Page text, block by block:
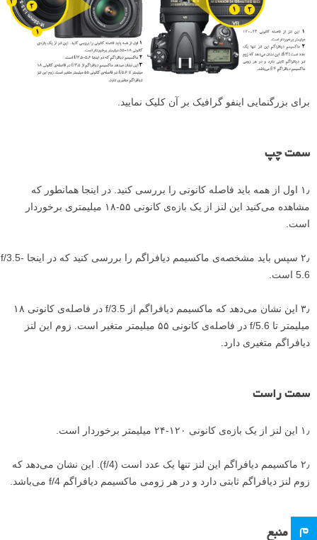
برای بزرگنمایی اینفو گرافیک بر آن کلیک نمایید.
سمت چپ
۱٫ اول از همه باید فاصله کانونی را بررسی کنید. در اینجا همانطور که
مشاهده می‌کنید این لنز از یک بازه‌ی کانونی ۵۵-۱۸ میلیمتری برخوردار
است.
۲٫ سپس باید مشخصه‌ی ماکسیمم دیافراگم را بررسی کنید که در اینجا f/3.5-
5.6 است.
۳٫ این نشان می‌دهد که ماکسیمم دیافراگم از f/3.5 در فاصله‌ی کانونی ۱۸
میلیمتر تا f/5.6 در فاصله‌ی کانونی ۵۵ میلیمتر متغیر است. زوم این لنز
دیافراگم متغیری دارد.
سمت راست
۱٫ این لنز از یک بازه‌ی کانونی ۱۲۰-۲۴ میلیمتر برخوردار است.
۲٫ ماکسیمم دیافراگم این لنز تنها یک عدد است (f/4). این نشان می‌دهد که
زوم لنز دیافراگم ثابتی دارد و در هر زومی ماکسیمم دیافراگم f/4 می‌باشد.
م منبع